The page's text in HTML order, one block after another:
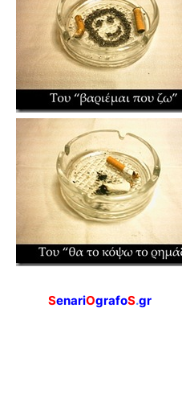
SenariOgrafoS.gr